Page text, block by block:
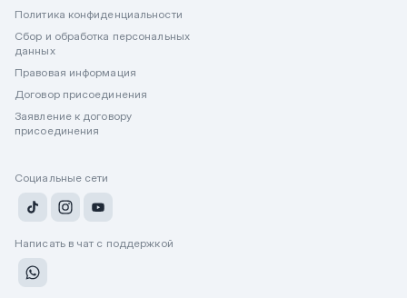
Политика конфиденциальности
Сбор и обработка персональных
данных
Правовая информация
Договор присоединения
Заявление к договору
присоединения
Социальные сети
Написать в чат с поддержкой